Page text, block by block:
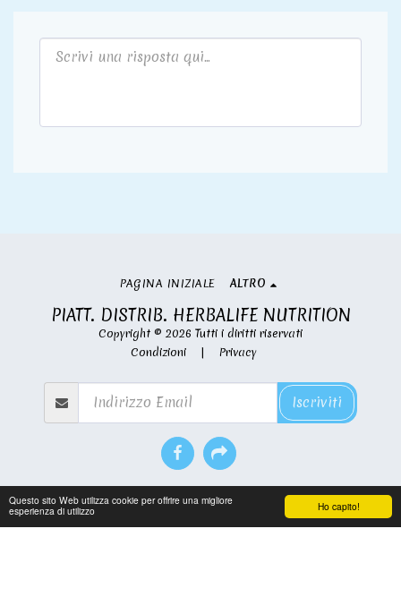
Ho capito!
Questo sito Web utilizza cookie per offrire una migliore
esperienza di utilizzo
PIATT. DISTRIB. HERBALIFE NUTRITION
Copyright © 2026 Tutti i diritti riservati
Condizioni| Privacy
PAGINA INIZIALE ALTRO
Iscriviti